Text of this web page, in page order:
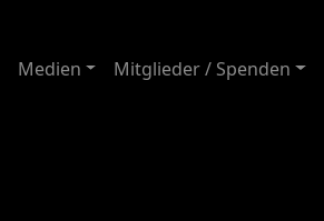
Medien Mitglieder / Spenden